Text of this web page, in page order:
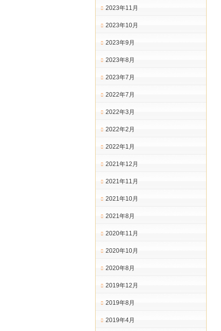
2023年11月
2023年10月
2023年9月
2023年8月
2023年7月
2022年7月
2022年3月
2022年2月
2022年1月
2021年12月
2021年11月
2021年10月
2021年8月
2020年11月
2020年10月
2020年8月
2019年12月
2019年8月
2019年4月